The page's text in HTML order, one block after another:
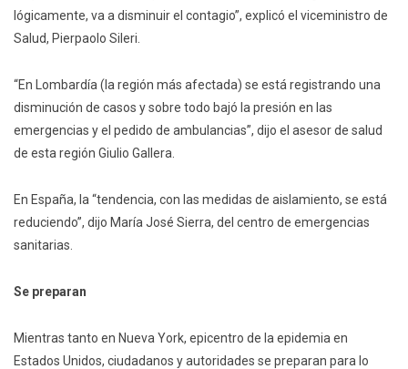
lógicamente, va a disminuir el contagio”, explicó el viceministro de
Salud, Pierpaolo Sileri.
“En Lombardía (la región más afectada) se está registrando una
disminución de casos y sobre todo bajó la presión en las
emergencias y el pedido de ambulancias”, dijo el asesor de salud
de esta región Giulio Gallera.
En España, la “tendencia, con las medidas de aislamiento, se está
reduciendo”, dijo María José Sierra, del centro de emergencias
sanitarias.
Se preparan
Mientras tanto en Nueva York, epicentro de la epidemia en
Estados Unidos, ciudadanos y autoridades se preparan para lo